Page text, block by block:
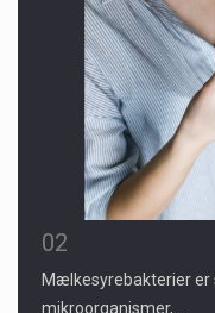
02
Mælkesyrebakterier
mikroorganismer,…